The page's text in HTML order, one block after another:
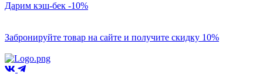
Дарим кэш-бек -10%
Забронируйте товар на сайте и получите скидку 10%